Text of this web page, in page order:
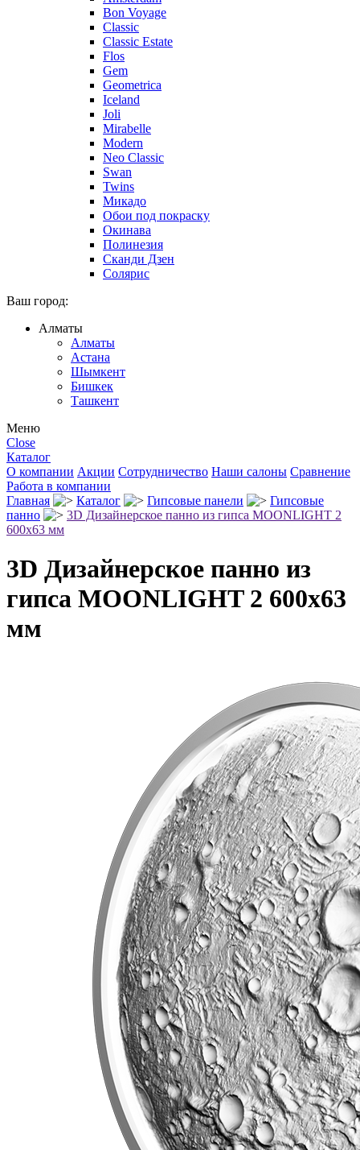
Bon Voyage
Classic
Classic Estate
Flos
Gem
Geometrica
Iceland
Joli
Mirabelle
Modern
Neo Classic
Swan
Twins
Микадо
Обои под покраску
Окинава
Полинезия
Сканди Дзен
Солярис
Ваш город:
Алматы
Алматы
Астана
Шымкент
Бишкек
Ташкент
Меню
Close
Каталог
О компании Акции Сотрудничество Наши салоны Сравнение
Работа в компании
Главная
Каталог Гипсовые панели
Гипсовые
панно
3D Дизайнерское панно из гипса MOONLIGHT 2
600x63 мм
3D Дизайнерское панно из
гипса MOONLIGHT 2 600x63
мм